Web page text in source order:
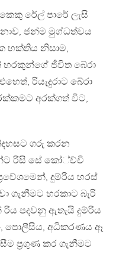
රේල් පාරේ ලැසි
ජන්ම මුග්ධත්වය
භක්තිය නිසාම,
හරකුන්ගේ ජීවිත බේරා
රියැදුරාට බේරා
අරක්ගත් විට,
ගරු කරන
රිසි සේ කෝ්ච්චි
දුම්රිය හරස්
ගැනීමට හරකාට බැරි
පදවනු ඇතැයි දුම්රිය
පොලීසිය, අධිකරණය ඈ
ප‍්‍රගුණ කර ගැනීමට